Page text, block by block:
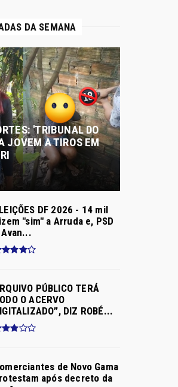
DA SEMANA
'TRIBUNAL DO
JOVEM A TIROS EM
DF 2026 - 14 mil
"sim" a Arruda e, PSD
PÚBLICO TERÁ
O ACERVO
DIZ ROBÉ...
de Novo Gama
após decreto da